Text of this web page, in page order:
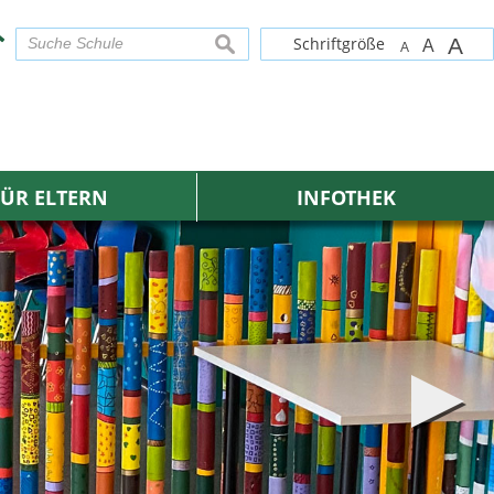
Schriftgröße A A A
suchen
ELTERN INFOTHEK